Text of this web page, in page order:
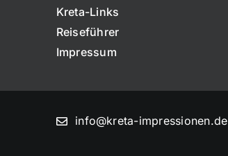
Kreta-Links
Reiseführer
Impressum
info@kreta-impressionen.de